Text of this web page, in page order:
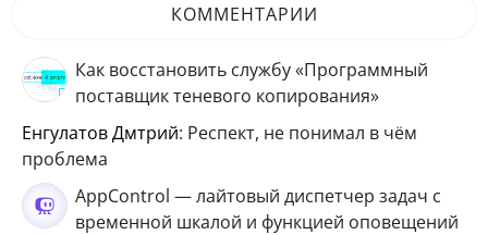
КОММЕНТАРИИ
Как восстановить службу «Программный
поставщик теневого копирования»
Енгулатов Дмтрий: Респект, не понимал в чём
проблема
AppControl — лайтовый диспетчер задач с
временной шкалой и функцией оповещений